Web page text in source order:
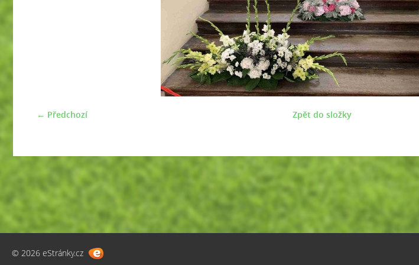
← Předchozí Zpět do složky
© 2026 eStránky.cz